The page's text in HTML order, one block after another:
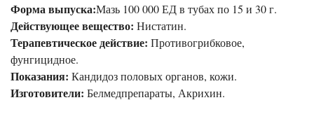
Форма выпуска:Мазь 100 000 ЕД в тубах по 15 и 30 г.
Действующее вещество: Нистатин.
Терапевтическое действие: Противогрибковое,
фунгицидное.
Показания: Кандидоз половых органов, кожи.
Изготовители: Белмедпрепараты, Акрихин.